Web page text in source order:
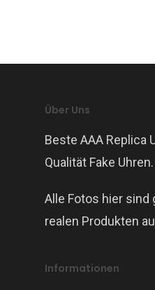
Über Uns
Beste AAA Replica
Qualität Fake Uhren.
Alle Fotos hier sind
realen Produkten
Informationen